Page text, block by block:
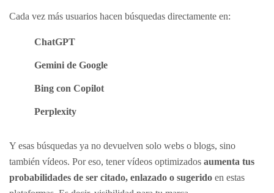
Cada vez más usuarios hacen búsquedas directamente en:
ChatGPT
Gemini de Google
Bing con Copilot
Perplexity
Y esas búsquedas ya no devuelven solo webs o blogs, sino
también vídeos. Por eso, tener vídeos optimizados aumenta tus
probabilidades de ser citado, enlazado o sugerido en estas